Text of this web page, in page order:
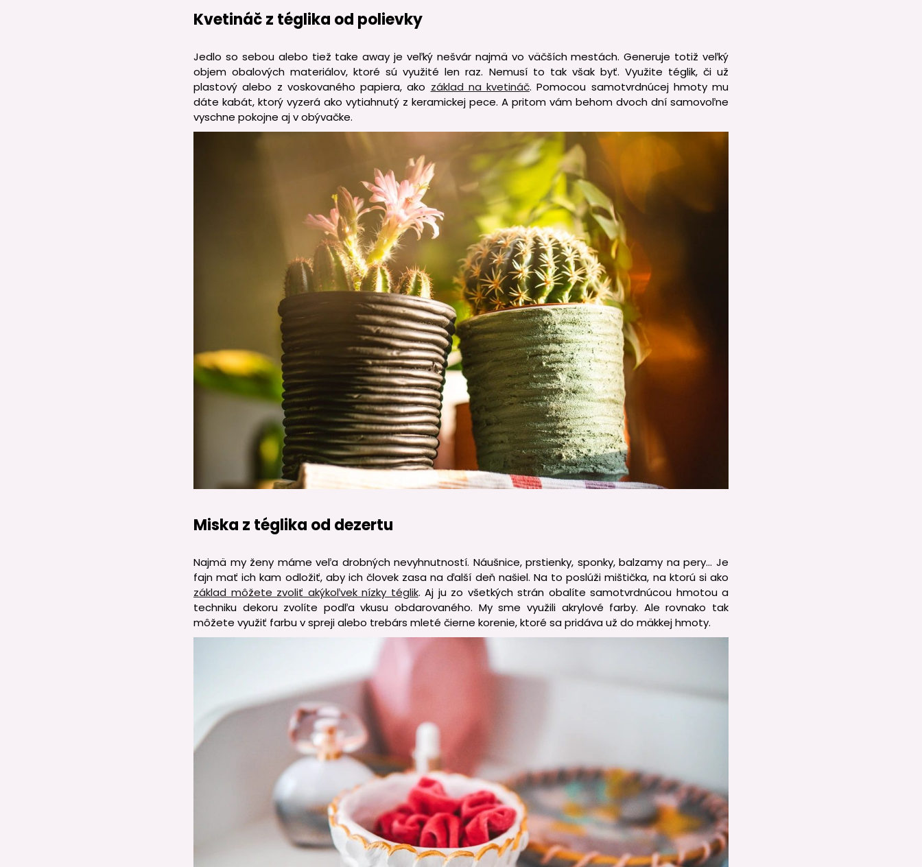
Kvetináč z téglika od polievky
Jedlo so sebou alebo tiež take away je veľký nešvár najmä vo väčších mestách. Generuje totiž veľký
objem obalových materiálov, ktoré sú využité len raz. Nemusí to tak však byť. Využite téglik, či už
plastový alebo z voskovaného papiera, ako základ na kvetináč. Pomocou samotvrdnúcej hmoty mu
dáte kabát, ktorý vyzerá ako vytiahnutý z keramickej pece. A pritom vám behom dvoch dní samovoľne
vyschne pokojne aj v obývačke.
Miska z téglika od dezertu
Najmä my ženy máme veľa drobných nevyhnutností. Náušnice, prstienky, sponky, balzamy na pery… Je
fajn mať ich kam odložiť, aby ich človek zasa na ďalší deň našiel. Na to poslúži mištička, na ktorú si ako
základ môžete zvoliť akýkoľvek nízky téglik. Aj ju zo všetkých strán obalíte samotvrdnúcou hmotou a
techniku dekoru zvolíte podľa vkusu obdarovaného. My sme využili akrylové farby. Ale rovnako tak
môžete využiť farbu v spreji alebo trebárs mleté čierne korenie, ktoré sa pridáva už do mäkkej hmoty.